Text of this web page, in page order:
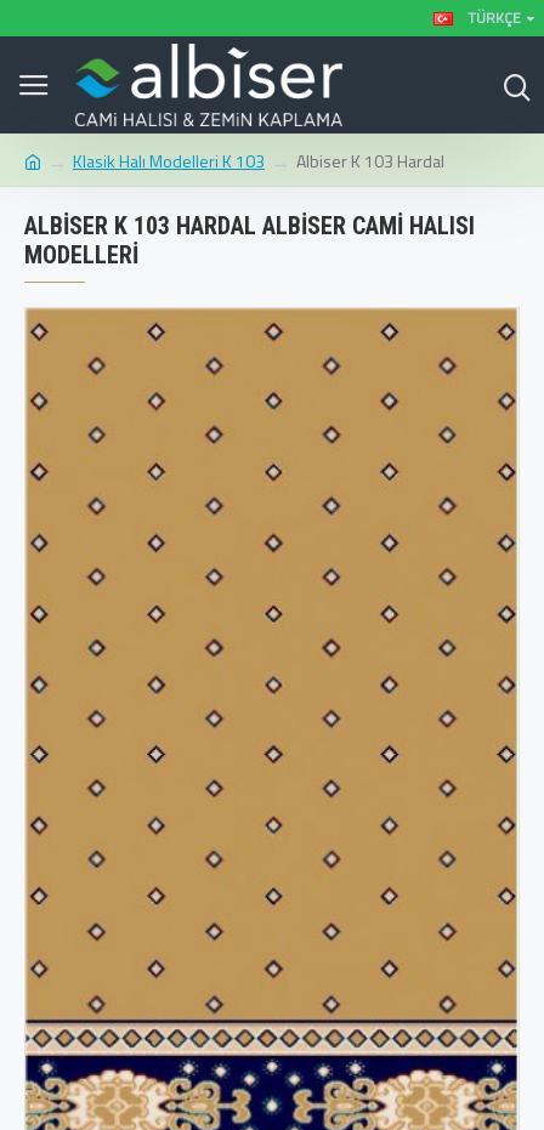
TÜRKÇE
Klasik Halı Modelleri K 103 Albiser K 103 Hardal
ALBISER K 103 HARDAL ALBISER CAMI HALISI
MODELLERI